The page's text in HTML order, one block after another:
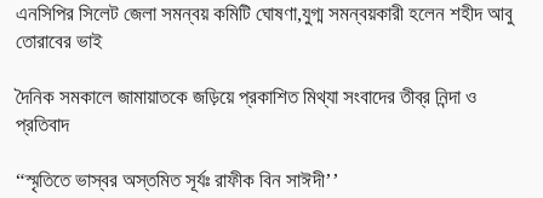
এনসিপির সিলেট জেলা সমন্বয় কমিটি ঘোষণা,যুগ্ম সমন্বয়কারী হলেন শহীদ আবু
তোরাবের ভাই
দৈনিক সমকালে জামায়াতকে জড়িয়ে প্রকাশিত মিথ্যা সংবাদের তীব্র নিন্দা ও
প্রতিবাদ
“স্মৃতিতে ভাস্বর অস্তমিত সূর্যঃ রাফীক বিন সাঈদী’’